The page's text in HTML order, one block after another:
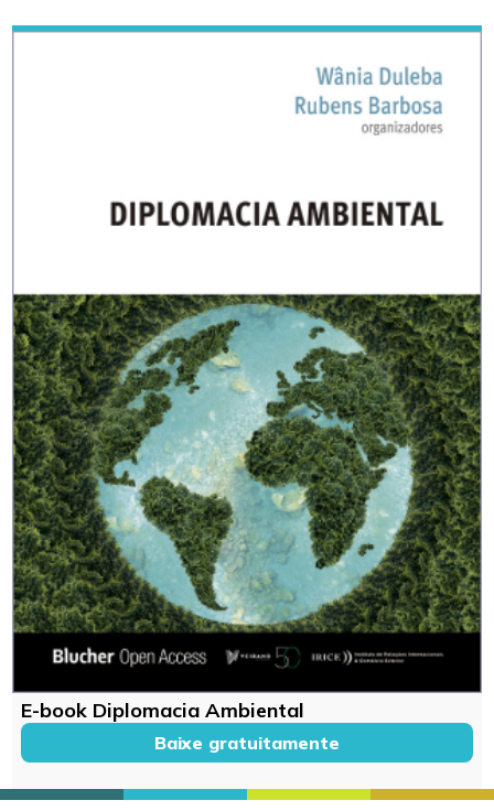
E-book Diplomacia Ambiental
Baixe gratuitamente